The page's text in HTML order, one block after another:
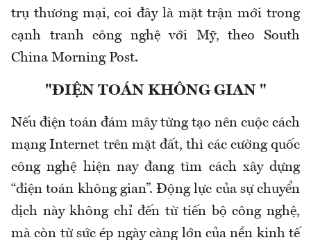
trụ thương mại, coi đây là mặt trận mới trong
cạnh tranh công nghệ với Mỹ, theo South
China Morning Post.
"ĐIỆN TOÁN KHÔNG GIAN "
Nếu điện toán đám mây từng tạo nên cuộc cách
mạng Internet trên mặt đất, thì các cường quốc
công nghệ hiện nay đang tìm cách xây dựng
“điện toán không gian”. Động lực của sự chuyển
dịch này không chỉ đến từ tiến bộ công nghệ,
mà còn từ sức ép ngày càng lớn của nền kinh tế